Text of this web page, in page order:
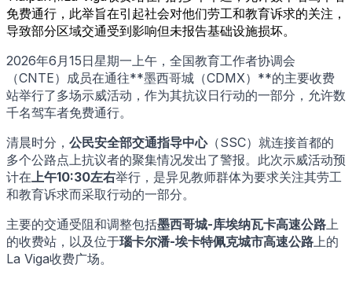
免费通行，此举旨在引起社会对他们劳工和教育诉求的关注，
导致部分区域交通受到影响但未报告基础设施损坏。
2026年6月15日星期一上午，全国教育工作者协调会
（CNTE）成员在通往**墨西哥城（CDMX）**的主要收费
站举行了多场示威活动，作为其抗议日行动的一部分，允许数
千名驾车者免费通行。
清晨时分， 公民安全部交通指导中心（SSC）就连接首都的
多个公路点上抗议者的聚集情况发出了警报。此次示威活动预
计在 上午10:30左右举行，是异见教师群体为要求关注其劳工
和教育诉求而采取行动的一部分。
主要的交通受阻和调整包括墨西哥城-库埃纳瓦卡高速公路 上
的收费站，以及位于瑙卡尔潘-埃卡特佩克城市高速公路 上的
La Viga收费广场。